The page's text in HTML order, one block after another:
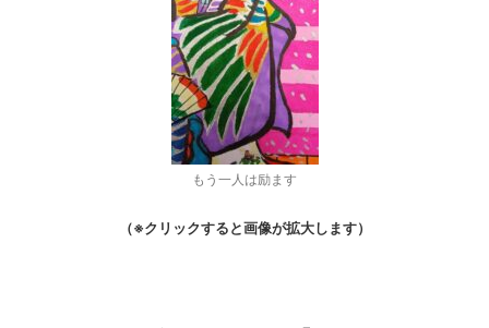
もう一人は励ます
（※クリックすると画像が拡大します）